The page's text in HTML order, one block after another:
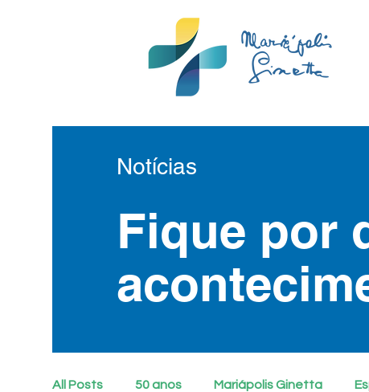
Notícias
Fique por
All Posts 50 anos Mariápolis Ginetta